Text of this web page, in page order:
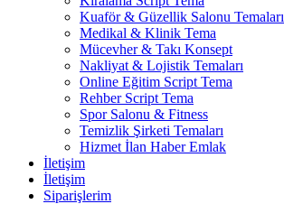
Kuaför & Güzellik Salonu Temaları
Medikal & Klinik Tema
Mücevher & Takı Konsept
Nakliyat & Lojistik Temaları
Online Eğitim Script Tema
Rehber Script Tema
Spor Salonu & Fitness
Temizlik Şirketi Temaları
Hizmet İlan Haber Emlak
İletişim
İletişim
Siparişlerim